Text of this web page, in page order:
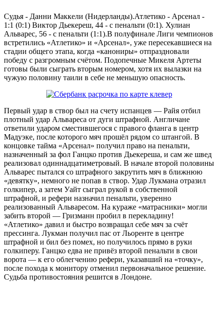
Судья - Данни Маккели (Нидерланды).Атлетико - Арсенал -
1:1 (0:1) Виктор Дьекереш, 44 - с пенальти (0:1). Хулиан
Альварес, 56 - с пенальти (1:1).В полуфинале Лиги чемпионов
встретились «Атлетико» и «Арсенал», уже пересекавшиеся на
стадии общего этапа, когда «канониры» отпраздновали
победу с разгромным счётом. Подопечные Микеля Артеты
готовы были сыграть вторым номером, хотя их вылазки на
чужую половину таили в себе не меньшую опасность.
Первый удар в створ был на счету испанцев — Райя отбил
плотный удар Альвареса от дуги штрафной. Англичане
ответили ударом сместившегося с правого фланга в центр
Мадуэке, после которого мяч прошёл рядом со штангой. В
концовке тайма «Арсенал» получил право на пенальти,
назначенный за фол Ганцко против Дьекереша, и сам же швед
реализовал одиннадцатиметровый. В начале второй половины
Альварес пытался со штрафного закрутить мяч в ближнюю
«девятку», немного не попав в створ. Удар Лукмана отразил
голкипер, а затем Уайт сыграл рукой в собственной
штрафной, и рефери назначил пенальти, уверенно
реализованный Альваресом. На кураже «матрасники» могли
забить второй — Гризманн пробил в перекладину!
«Атлетико» давил и быстро возвращал себе мяч за счёт
прессинга. Лукман получил пас от Льоренте в центре
штрафной и бил без помех, но получилось прямо в руки
голкиперу. Ганцко едва не привёз второй пенальти в свои
ворота — к его облегчению рефери, указавший на «точку»,
после похода к монитору отменил первоначальное решение.
Судьба противостояния решится в Лондоне.